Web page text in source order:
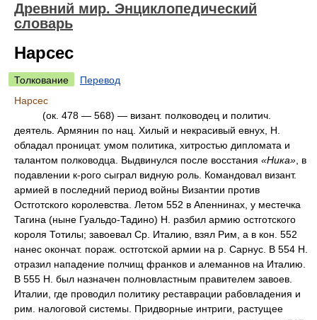
Древний мир. Энциклопедический
словарь
Нарсес
Толкование
Перевод
Нарсес
(ок. 478 — 568) — визант. полководец и политич.
деятель. Армянин по нац. Хилый и некрасивый евнух, Н.
обладал проницат. умом политика, хитростью дипломата и
талантом полководца. Выдвинулся после восстания «Ника» , в
подавлении к-рого сыграл видную роль. Командовал визант.
армией в последний период войны Византии против
Остготского королевства. Летом 552 в Апеннинах, у местечка
Тагина (ныне Гуальдо-Тадино) Н. разбил армию остготского
короля Тотилы; завоевал Ср. Италию, взял Рим, а в кон. 552
нанес окончат. пораж. остготской армии на р. Сарнус. В 554 Н.
отразил нападение полчищ франков и алеманнов на Италию.
В 555 Н. был назначен полновластным правителем завоев.
Италии, где проводил политику реставрации рабовладения и
рим. налоговой системы. Придворные интриги, растущее